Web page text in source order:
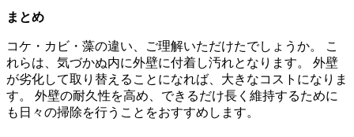
まとめ
コケ・カビ・藻の違い、ご理解いただけたでしょうか。 こ
れらは、気づかぬ内に外壁に付着し汚れとなります。 外壁
が劣化して取り替えることになれば、大きなコストになりま
す。 外壁の耐久性を高め、できるだけ長く維持するために
も日々の掃除を行うことをおすすめします。